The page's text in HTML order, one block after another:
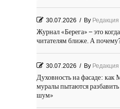
30.07.2026 / By Редакция
Журнал «Берега» – это
читателям ближе. А
30.07.2026 / By Редакция
Духовность на фасаде:
муралы пытаются
шум»